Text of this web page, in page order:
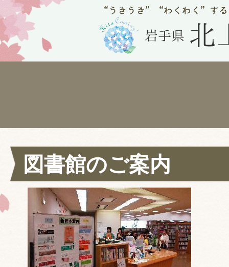
図書館のご案内